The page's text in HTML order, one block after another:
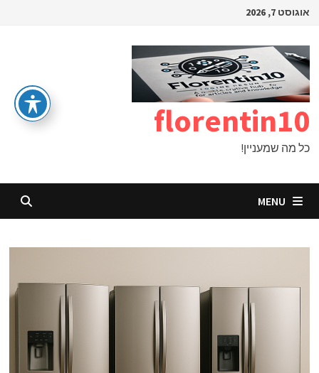
Skip
content
אוגוסט 7, 2026
florentin10
כל מה שמעניין!
MENU